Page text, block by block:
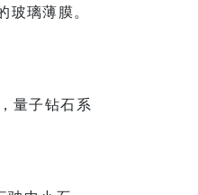
璃薄膜。
量子钻石系